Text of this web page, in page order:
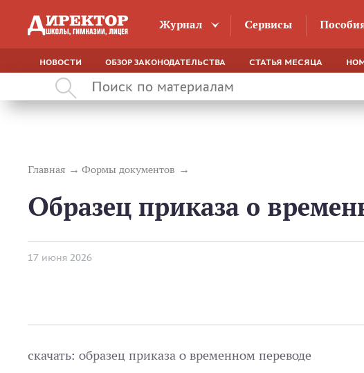
Журнал Сервисы
НОВОСТИ ОБЗОР ЗАКОНОДАТЕЛЬСТВА СТАТЬЯ МЕСЯЦА
Главная Формы документов
Образец приказа о
17 июня 2026
скачать: образец приказа о временном переводе